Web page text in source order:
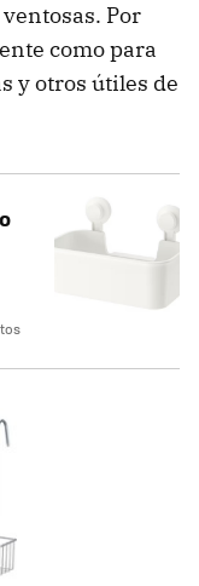
Por
como para
y otros útiles de